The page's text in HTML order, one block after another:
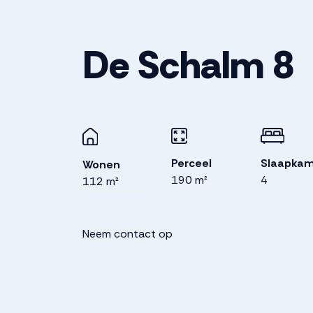
De Schalm 8
Wonen
112 m²
Perceel
190 m²
4
Neem contact op